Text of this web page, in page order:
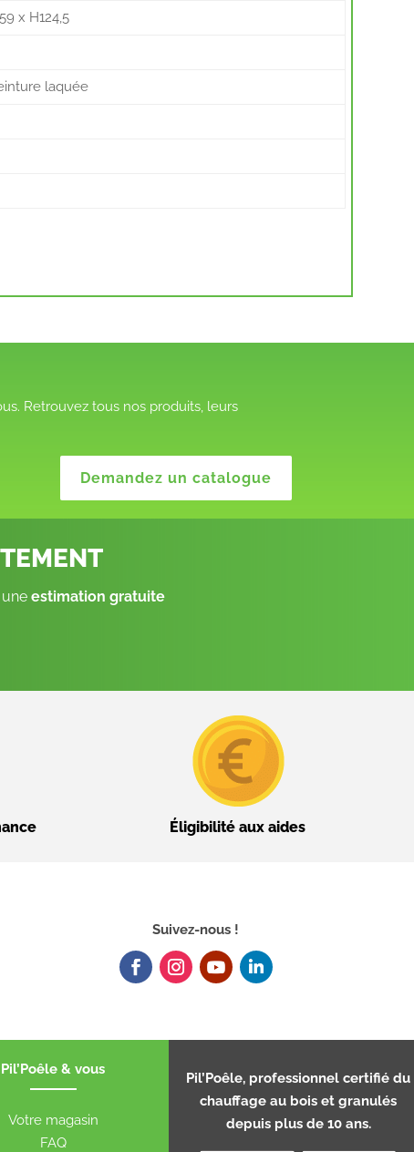
x H124,5
laquée
Retrouvez tous nos produits, leurs
Demandez un catalogue
estimation gratuite
Éligibilité aux aides
Suivez-nous !
Pil’Poêle & vous
Votre magasin
FAQ
Pil’Poêle, professionnel certifié du
chauffage au bois et granulés
depuis plus de 10 ans.